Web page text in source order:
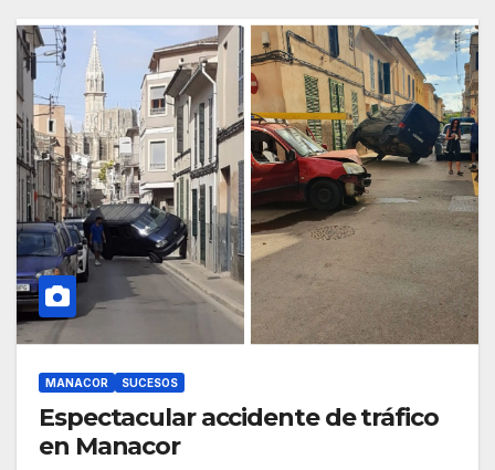
MANACOR SUCESOS
Espectacular accidente de tráfico
en Manacor